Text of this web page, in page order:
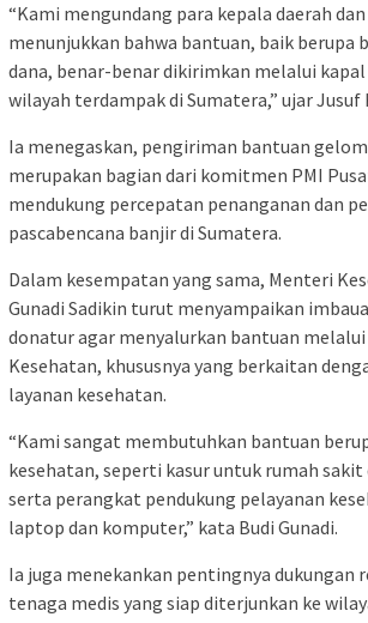
“Kami mengundang para kepala daerah
menunjukkan bahwa bantuan, baik berupa
dana, benar-benar dikirimkan melalui kapal
wilayah terdampak di Sumatera,” ujar Jusuf
Ia menegaskan, pengiriman bantuan
merupakan bagian dari komitmen PMI
mendukung percepatan penanganan dan
pascabencana banjir di Sumatera.
Dalam kesempatan yang sama, Menteri
Gunadi Sadikin turut menyampaikan
donatur agar menyalurkan bantuan
Kesehatan, khususnya yang berkaitan
layanan kesehatan.
“Kami sangat membutuhkan bantuan
kesehatan, seperti kasur untuk rumah sakit
serta perangkat pendukung pelayanan
laptop dan komputer,” kata Budi Gunadi.
Ia juga menekankan pentingnya dukungan
tenaga medis yang siap diterjunkan ke